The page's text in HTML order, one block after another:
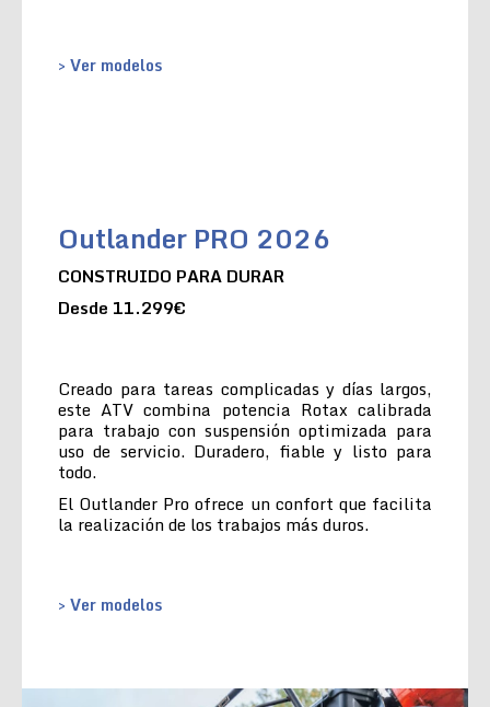
> Ver modelos
Outlander PRO 2026
CONSTRUIDO PARA DURAR
Desde 11.299€
Creado para tareas complicadas y días largos,
este ATV combina potencia Rotax calibrada
para trabajo con suspensión optimizada para
uso de servicio. Duradero, fiable y listo para
todo.
El Outlander Pro ofrece un confort que facilita
la realización de los trabajos más duros.
> Ver modelos